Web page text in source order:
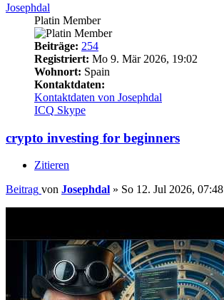
Josephdal
Platin Member
Beiträge: 254
Registriert: Mo 9. Mär 2026, 19:02
Wohnort: Spain
Kontaktdaten:
Kontaktdaten von Josephdal
ICQ Skype
crypto investing for beginners
Zitieren
Beitrag von Josephdal » So 12. Jul 2026, 07:48